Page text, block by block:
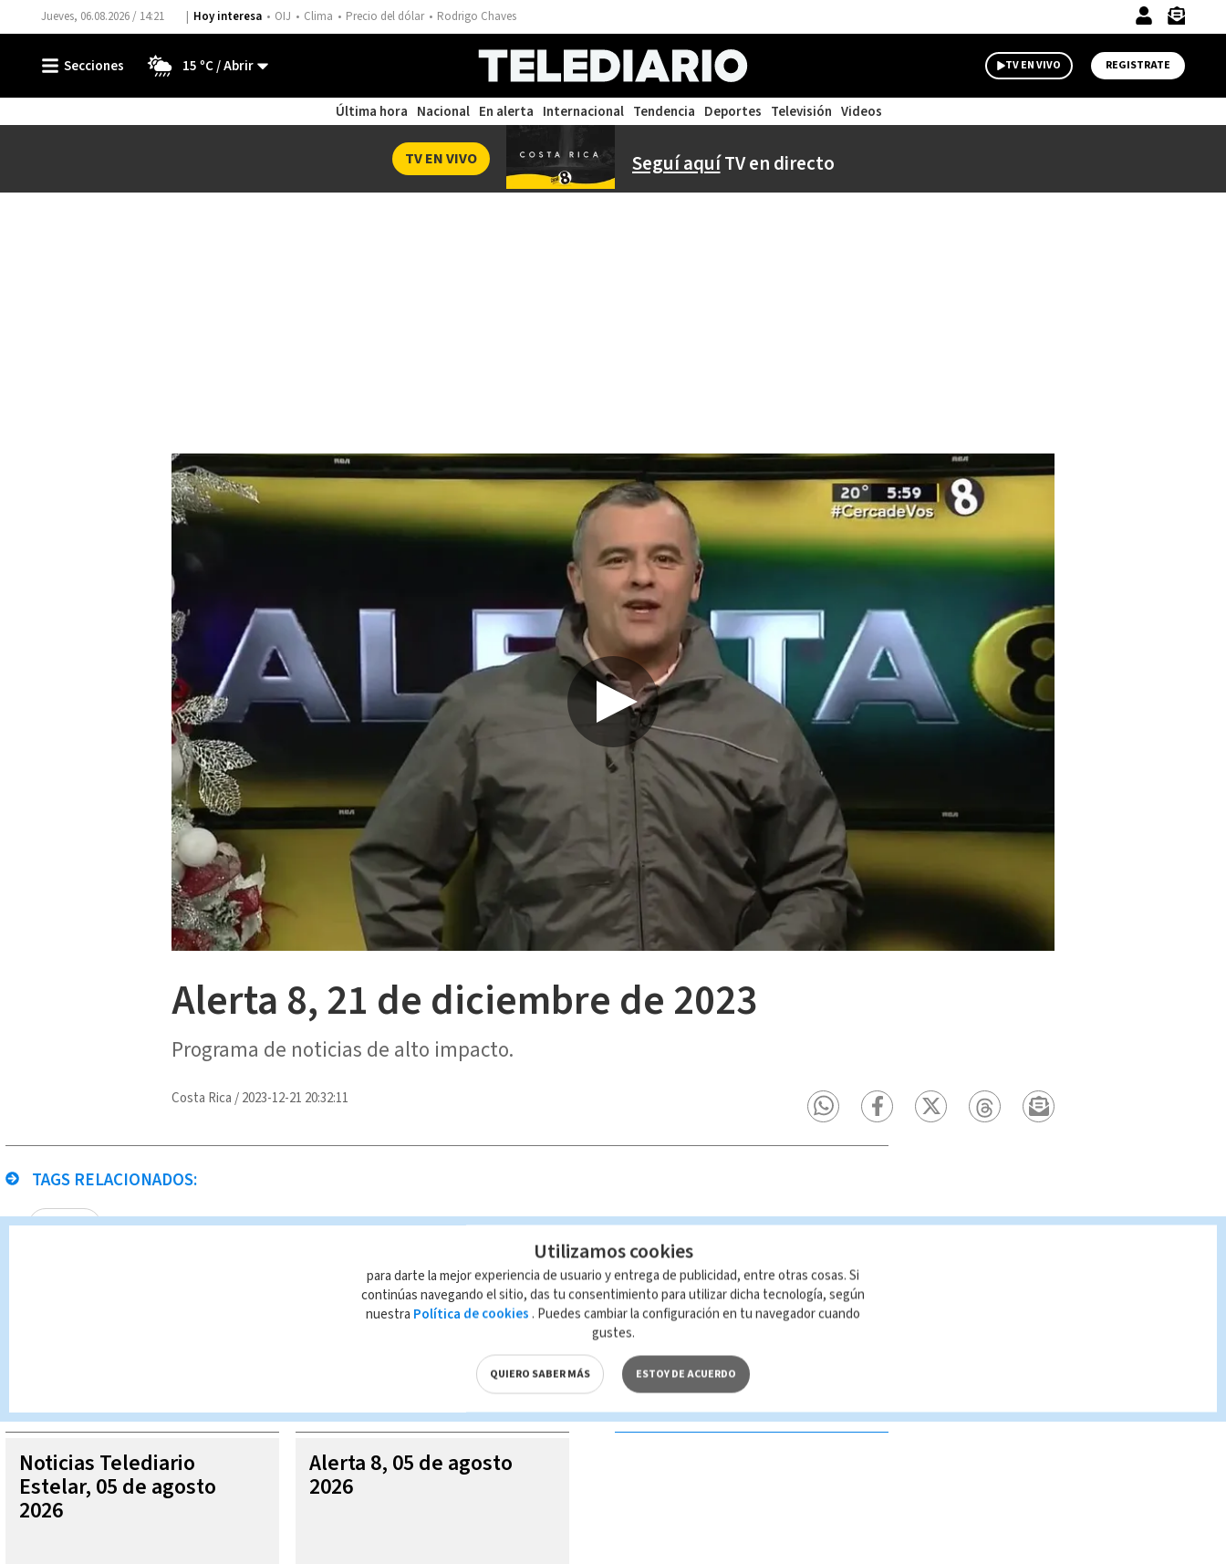
Jueves, 06.08.2026 / 14:21 Hoy interesa OIJ Clima Precio del dólar Rodrigo Chaves
15 ºC TV EN VIVO REGISTRATE
Última hora Nacional En alerta Internacional Tendencia Deportes Televisión Videos
Seguí aquíTV en directo
TV EN VIVO
Alerta 8, 21 de diciembre de 2023
Programa de noticias de alto impacto.
Costa Rica /2023-12-21 20:32:11
TAGS RELACIONADOS:
Alerta 8
Queda prohibida la reproducción total o parcial del contenido de esta página, mismo que es propiedad de TELEDIARIO; su reproducción no
MÁS VIDEOS
Noticias Telediario
Estelar, 05 de agosto
2026
Alerta 8, 05 de agosto
2026
Utilizamos cookies
para darte la mejor experiencia de usuario y entrega de publicidad, entre otras cosas. Si
continúas navegando el sitio, das tu consentimiento para utilizar dicha tecnología, según
nuestra Política de cookies . Puedes cambiar la configuración en tu navegador cuando
gustes.
QUIERO SABER MÁS ESTOY DE ACUERDO